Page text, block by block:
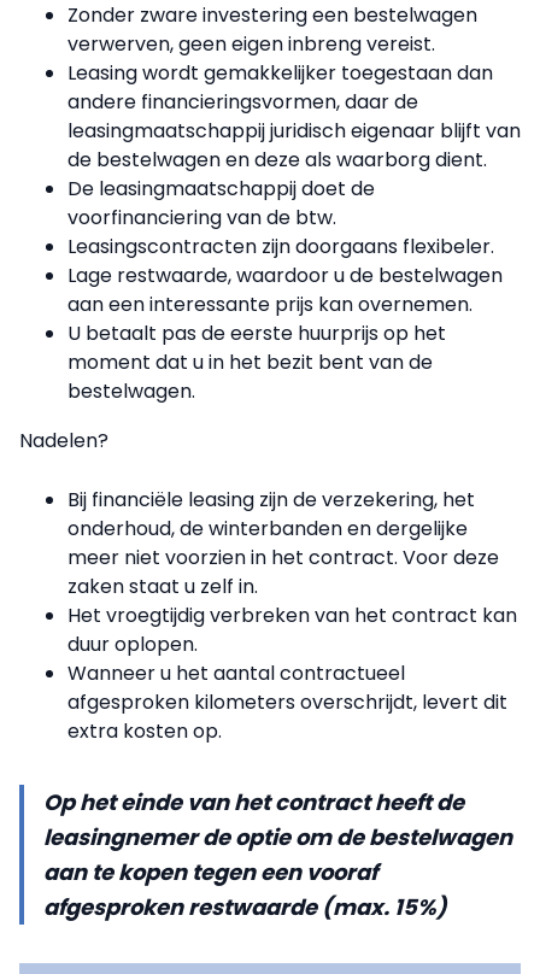
Zonder zware investering een bestelwagen
verwerven, geen eigen inbreng vereist.
Leasing wordt gemakkelijker toegestaan dan
andere financieringsvormen, daar de
leasingmaatschappij juridisch eigenaar blijft van
de bestelwagen en deze als waarborg dient.
De leasingmaatschappij doet de
voorfinanciering van de btw.
Leasingscontracten zijn doorgaans flexibeler.
Lage restwaarde, waardoor u de bestelwagen
aan een interessante prijs kan overnemen.
U betaalt pas de eerste huurprijs op het
moment dat u in het bezit bent van de
bestelwagen.
Nadelen?
Bij financiële leasing zijn de verzekering, het
onderhoud, de winterbanden en dergelijke
meer niet voorzien in het contract. Voor deze
zaken staat u zelf in.
Het vroegtijdig verbreken van het contract kan
duur oplopen.
Wanneer u het aantal contractueel
afgesproken kilometers overschrijdt, levert dit
extra kosten op.
Op het einde van het contract heeft de
leasingnemer de optie om de bestelwagen
aan te kopen tegen een vooraf
afgesproken restwaarde (max. 15%)